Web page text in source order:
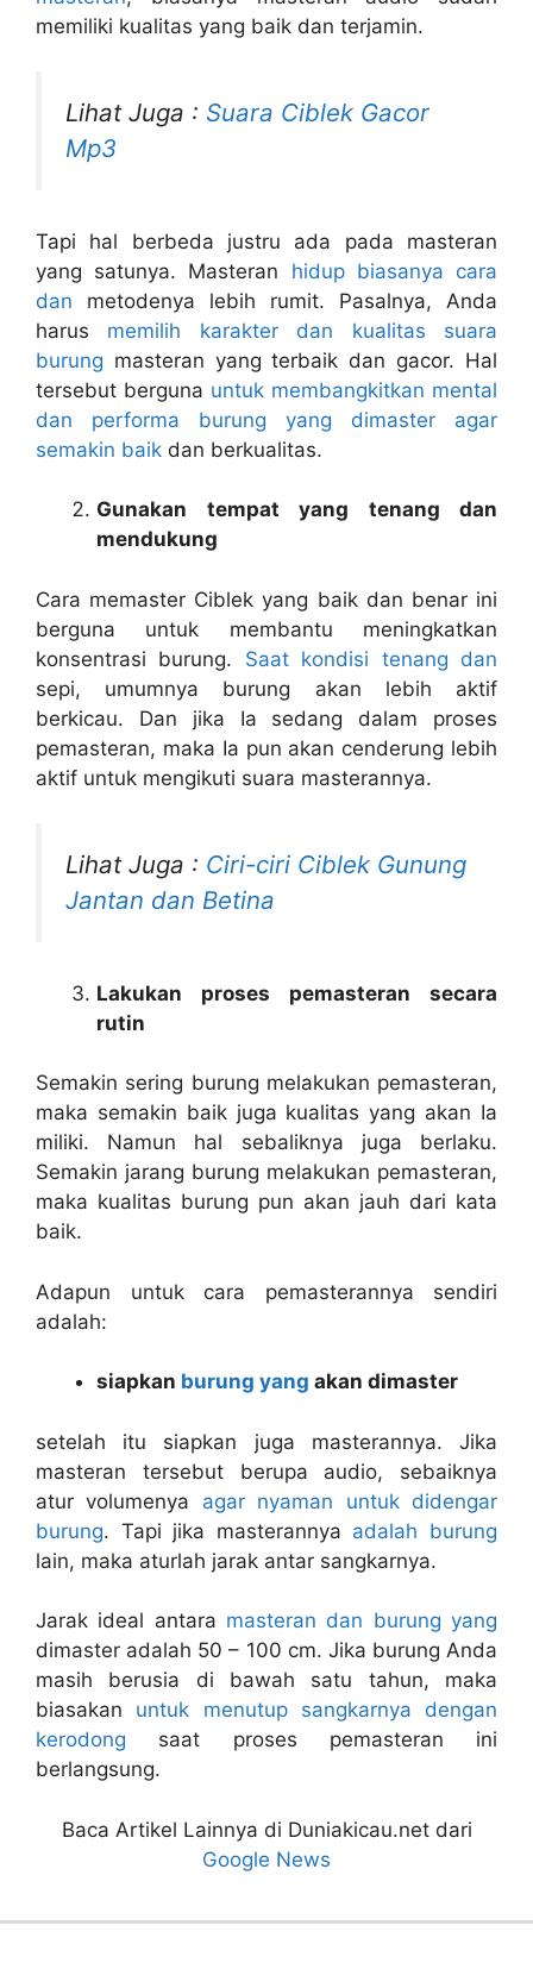
memiliki kualitas yang baik dan terjamin.
Lihat Juga : Suara Ciblek Gacor
Mp3
Tapi hal berbeda justru ada pada masteran
yang satunya. Masteran hidup biasanya cara
dan metodenya lebih rumit. Pasalnya, Anda
harus memilih karakter dan kualitas suara
burung masteran yang terbaik dan gacor. Hal
tersebut berguna untuk membangkitkan mental
dan performa burung yang dimaster agar
semakin baik dan berkualitas.
Gunakan tempat yang tenang dan
mendukung
Cara memaster Ciblek yang baik dan benar ini
berguna untuk membantu meningkatkan
konsentrasi burung. Saat kondisi tenang dan
sepi, umumnya burung akan lebih aktif
berkicau. Dan jika Ia sedang dalam proses
pemasteran, maka Ia pun akan cenderung lebih
aktif untuk mengikuti suara masterannya.
Lihat Juga : Ciri-ciri Ciblek Gunung
Jantan dan Betina
Lakukan proses pemasteran secara
rutin
Semakin sering burung melakukan pemasteran,
maka semakin baik juga kualitas yang akan Ia
miliki. Namun hal sebaliknya juga berlaku.
Semakin jarang burung melakukan pemasteran,
maka kualitas burung pun akan jauh dari kata
baik.
Adapun untuk cara pemasterannya sendiri
adalah:
siapkan burung yang akan dimaster
setelah itu siapkan juga masterannya. Jika
masteran tersebut berupa audio, sebaiknya
atur volumenya agar nyaman untuk didengar
burung. Tapi jika masterannya adalah burung
lain, maka aturlah jarak antar sangkarnya.
Jarak ideal antara masteran dan burung yang
dimaster adalah 50 – 100 cm. Jika burung Anda
masih berusia di bawah satu tahun, maka
biasakan untuk menutup sangkarnya dengan
kerodong saat proses pemasteran ini
berlangsung.
Baca Artikel Lainnya di Duniakicau.net dari
Google News